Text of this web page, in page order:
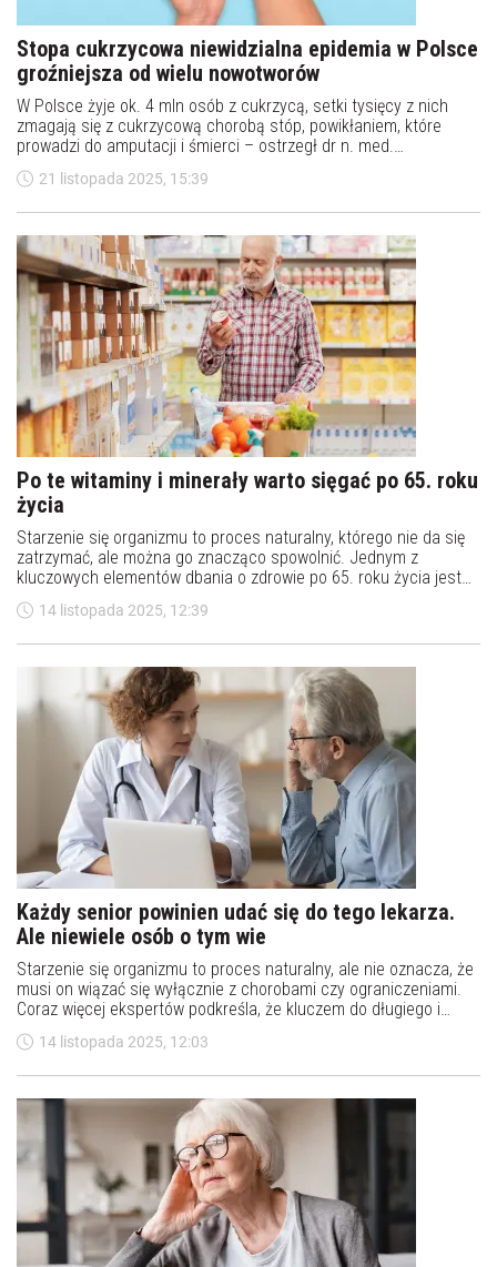
Stopa cukrzycowa niewidzialna epidemia w Polsce
groźniejsza od wielu nowotworów
W Polsce żyje ok. 4 mln osób z cukrzycą, setki tysięcy z nich
zmagają się z cukrzycową chorobą stóp, powikłaniem, które
prowadzi do amputacji i śmierci – ostrzegł dr n. med.
Przemysław Lipiński, Prezes Polskiego Towarzystwa Leczenia
Ran. Zaapelował o stworzenie wyspecjalizowanych ośrodków
21 listopada 2025, 15:39
Po te witaminy i minerały warto sięgać po 65. roku
życia
Starzenie się organizmu to proces naturalny, którego nie da się
zatrzymać, ale można go znacząco spowolnić. Jednym z
kluczowych elementów dbania o zdrowie po 65. roku życia jest
odpowiednia dieta. Jakie witaminy są najlepsze dla seniorów?
Jakie witaminy brać w wieku 70 lat?
14 listopada 2025, 12:39
Każdy senior powinien udać się do tego lekarza.
Ale niewiele osób o tym wie
Starzenie się organizmu to proces naturalny, ale nie oznacza, że
musi on wiązać się wyłącznie z chorobami czy ograniczeniami.
Coraz więcej ekspertów podkreśla, że kluczem do długiego i
dobrego życia jest odpowiednia opieka medyczna – dopasowana
do potrzeb osób starszych. Specjalistą, który zna się na tym
14 listopada 2025, 12:03